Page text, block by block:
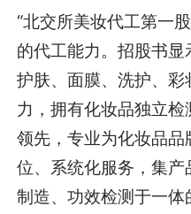
“北交所美妆代工第一
的代工能力。招股书
护肤、面膜、洗护、
力，拥有化妆品独立
领先，专业为化妆品
位、系统化服务，集
制造、功效检测于一